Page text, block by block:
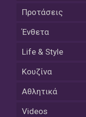
Προτάσεις
Ένθετα
Life & Style
Κουζίνα
Αθλητικά
Videos